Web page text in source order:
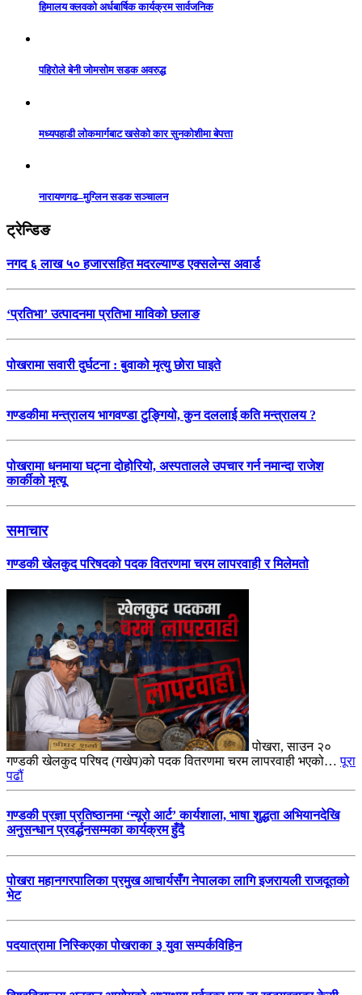
हिमालय क्लवको अर्धबार्षिक कार्यक्रम सार्वजनिक
पहिरोले बेनी जोमसोम सडक अवरुद्ध
मध्यपहाडी लोकमार्गबाट खसेको कार सुनकोशीमा बेपत्ता
नारायणगढ–मुग्लिन सडक सञ्चालन
ट्रेन्डिङ
नगद ६ लाख ५० हजारसहित मदरल्याण्ड एक्सलेन्स अवार्ड
‘प्रतिभा’ उत्पादनमा प्रतिभा माविको छलाङ
पोखरामा सवारी दुर्घटना : बुवाको मृत्यु छोरा घाइते
गण्डकीमा मन्त्रालय भागवण्डा टुङ्गियो, कुन दललाई कति मन्त्रालय ?
पोखरामा धनमाया घट्ना दोहोरियो, अस्पतालले उपचार गर्न नमान्दा राजेश
कार्कीको मृत्यू
समाचार
गण्डकी खेलकुद परिषदको पदक वितरणमा चरम लापरवाही र मिलेमतो
पोखरा, साउन २०
गण्डकी खेलकुद परिषद (गखेप)को पदक वितरणमा चरम लापरवाही भएको…पूरा
पढौं
गण्डकी प्रज्ञा प्रतिष्ठानमा ‘न्यूरो आर्ट’ कार्यशाला, भाषा शुद्धता अभियानदेखि
अनुसन्धान प्रवर्द्धनसम्मका कार्यक्रम हुँदै
पोखरा महानगरपालिका प्रमुख आचार्यसँग नेपालका लागि इजरायली राजदूतको
भेट
पदयात्रामा निस्किएका पोखराका ३ युवा सम्पर्कविहिन